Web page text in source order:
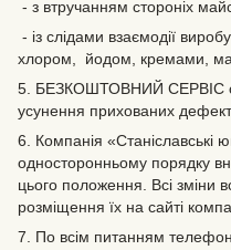
- з втручанням стороніх
- із слідами взаємодії
хлором, йодом, кремами,
5. БЕЗКОШТОВНИЙ СЕРВІС
усунення прихованих
6. Компанія «Станіславські
односторонньому порядку
цього положення. Всі зміни
розміщення їх на сайті
7. По всім питанням